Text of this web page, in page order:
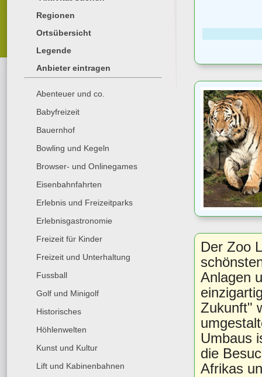
Regionen
Ortsübersicht
Legende
Anbieter eintragen
Abenteuer und co.
Babyfreizeit
Bauernhof
Bowling und Kegeln
Browser- und Onlinegames
Eisenbahnfahrten
Erlebnis und Freizeitparks
Erlebnisgastronomie
Freizeit für Kinder
Freizeit und Unterhaltung
Fussball
Golf und Minigolf
Historisches
Höhlenwelten
Kunst und Kultur
Lift und Kabinenbahnen
Der Zoo
Anlagen
Zukunft"
Umbaus
die
Afrikas